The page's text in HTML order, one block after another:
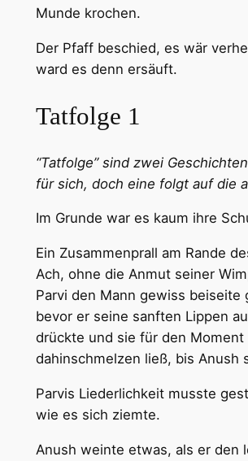
Munde krochen.
Der Pfaff beschied, es wär
ward es denn ersäuft.
Tatfolge 1
“Tatfolge” sind zwei
für sich, doch eine folgt auf die
Im Grunde war es kaum ihre
Ein Zusammenprall am Rande
Ach, ohne die Anmut seiner
Parvi den Mann gewiss beiseite
bevor er seine sanften Lippen
drückte und sie für den Moment
dahinschmelzen ließ, bis Anush
Parvis Liederlichkeit musste
wie es sich ziemte.
Anush weinte etwas, als er den